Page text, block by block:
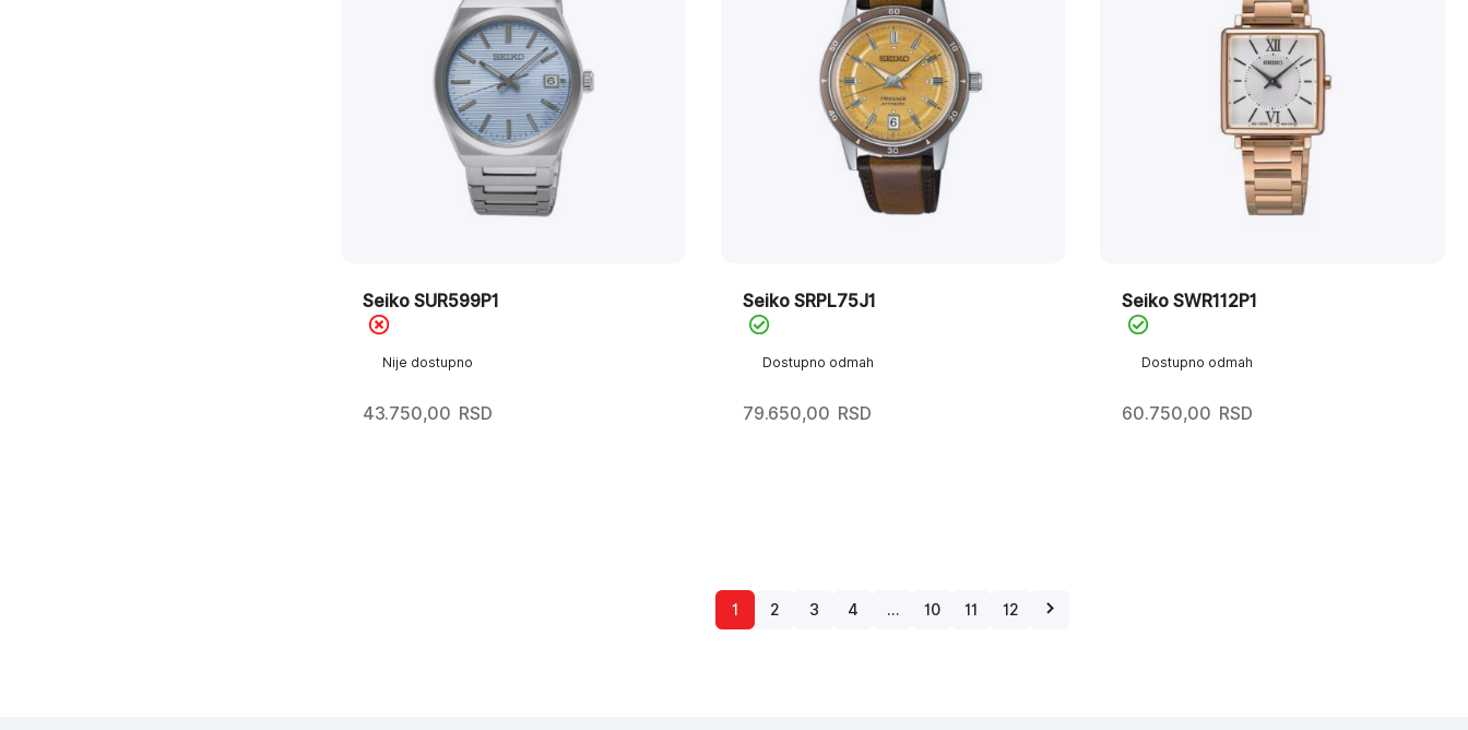
Nije dostupno
Seiko SUR599P1
43.750,00 RSD
Dostupno odmah
Seiko SRPL75J1
79.650,00 RSD
Dostupno odmah
Seiko SWR112P1
60.750,00 RSD
1 2 3 4 … 10 11 12